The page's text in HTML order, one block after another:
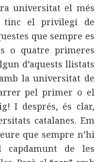
universitat el més
tinc el privilegi de
que sempre es
o quatre primeres
d’aquests llistats
la universitat de
pel primer o el
I després, és clar,
catalanes. Em
que sempre n’hi
de les